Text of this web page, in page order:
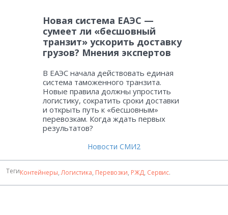
Новая система ЕАЭС —
сумеет ли «бесшовный
транзит» ускорить доставку
грузов? Мнения экспертов
В ЕАЭС начала действовать единая
система таможенного транзита.
Новые правила должны упростить
логистику, сократить сроки доставки
и открыть путь к «бесшовным»
перевозкам. Когда ждать первых
результатов?
Новости СМИ2
ТегиКонтейнеры,Логистика, Перевозки, РЖД, Сервис.